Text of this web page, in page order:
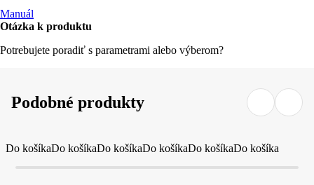
Manuál
Otázka k produktu
Potrebujete poradiť s parametrami alebo výberom?
Podobné produkty
Do košíkaDo košíkaDo košíkaDo košíkaDo košíkaDo košíka